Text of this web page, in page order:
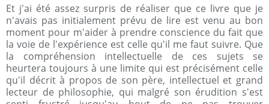
Et j'ai été assez surpris de réaliser que ce livre que je
n'avais pas initialement prévu de lire est venu au bon
moment pour m'aider à prendre conscience du fait que
la voie de l'expérience est celle qu'il me faut suivre. Que
la compréhension intellectuelle de ces sujets se
heurtera toujours à une limite qui est précisément celle
qu'il décrit à propos de son père, intellectuel et grand
lecteur de philosophie, qui malgré son érudition s'est